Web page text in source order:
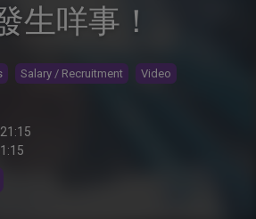
生咩事！
Salary / Recruitment Video